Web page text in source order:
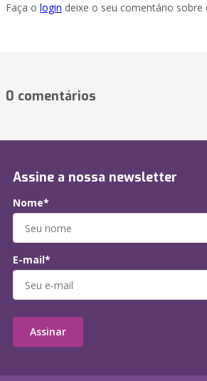
Faça o login deixe o seu comentário sobre
0 comentários
Assine a nossa newsletter
Nome*
E-mail*
Assinar